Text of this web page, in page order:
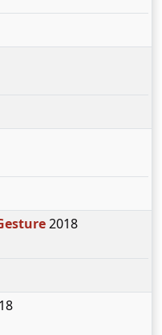
2018